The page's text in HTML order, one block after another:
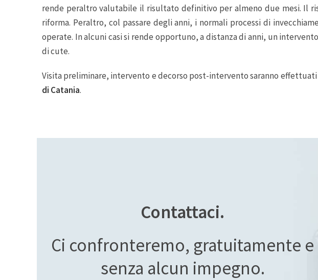
rende peraltro valutabile il risultato definitivo per almeno due mesi. Il
riforma. Peraltro, col passare degli anni, i normali processi di
operate. In alcuni casi si rende opportuno, a distanza di anni, un
di cute.
Visita preliminare, intervento e decorso post-intervento saranno
di Catania.
Contattaci.
Ci confronteremo, gratuitamente e
senza alcun impegno.